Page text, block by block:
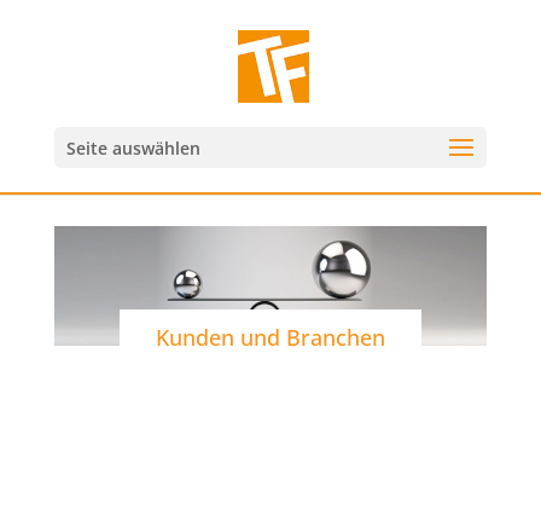
Seite auswählen
Kunden und Branchen